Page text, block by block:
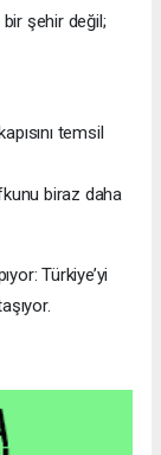
bir şehir değil;
temsil
biraz daha
Türkiye’yi